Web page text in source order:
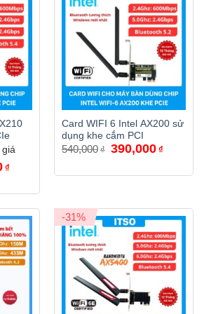
giá
₫Giá
hiện
là:
Card WIFI 6 Intel AX200 sử
dụng khe cắm PCI
540,000 ₫ Giá
gốc
540,000₫.
390,000 ₫Giá
hiện
là:
-31%